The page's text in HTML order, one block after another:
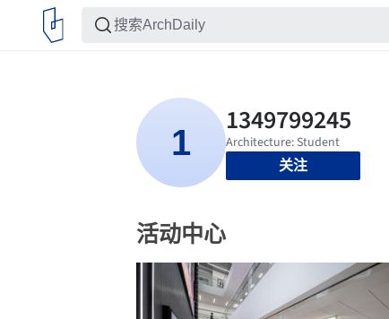
关注
活动中心